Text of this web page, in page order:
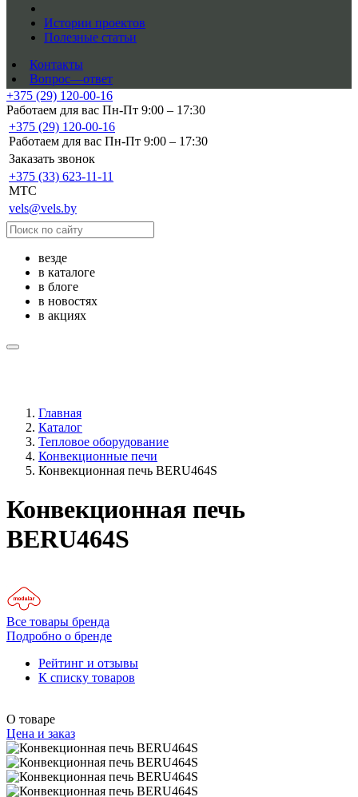
Истории проектов
Полезные статьи
Контакты
Вопрос—ответ
+375 (29) 120-00-16
Работаем для вас Пн-Пт 9:00 – 17:30
+375 (29) 120-00-16
Работаем для вас Пн-Пт 9:00 – 17:30
Заказать звонок
+375 (33) 623-11-11
MTC
vels@vels.by
везде
в каталоге
в блоге
в новостях
в акциях
Главная
Каталог
Тепловое оборудование
Конвекционные печи
Конвекционная печь BERU464S
Конвекционная печь
BERU464S
Все товары бренда
Подробно о бренде
Рейтинг и отзывы
К списку товаров
О товаре
Цена и заказ